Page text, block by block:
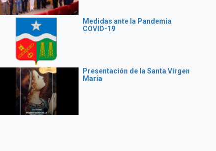
Medidas ante la Pandemia
COVID-19
Presentación de la Santa Virgen
María